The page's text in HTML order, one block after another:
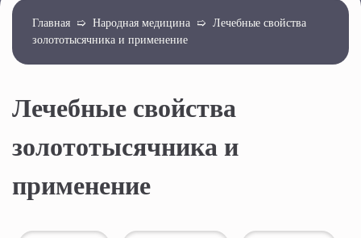
Главная ➯ Народная медицина ➯ Лечебные свойства
золототысячника и применение
Лечебные свойства
золототысячника и
применение